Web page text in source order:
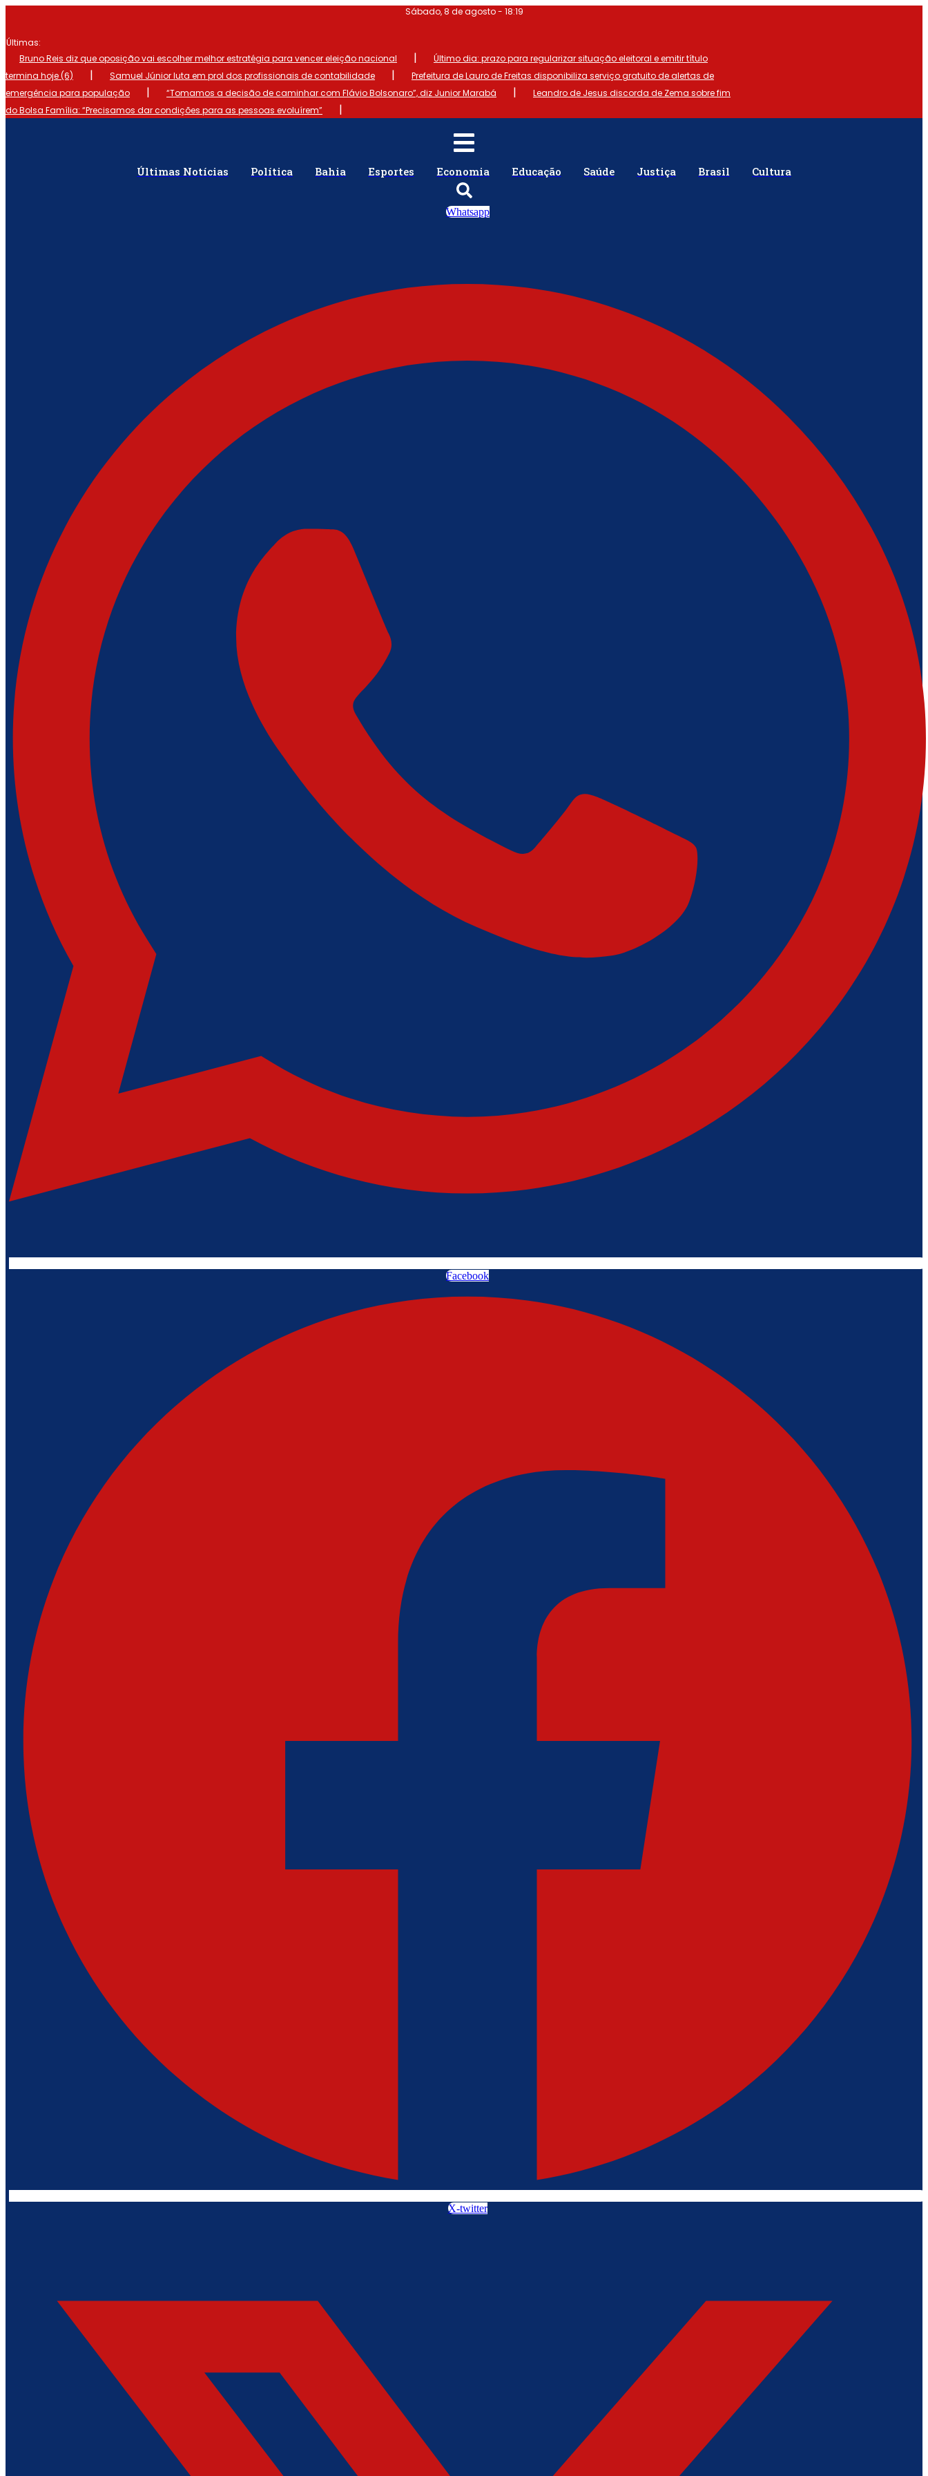
o
conteúdo
Sábado, 8 de agosto - 18:19
Últimas:
Bruno Reis diz que oposição vai escolher melhor estratégia para vencer eleição nacional
|
Último dia: prazo para regularizar situação eleitoral e emitir título
termina hoje (6)
| Samuel Júnior luta em prol dos profissionais de contabilidade |
Prefeitura de Lauro de Freitas disponibiliza serviço gratuito de alertas de
emergência para população
| “Tomamos a decisão de caminhar com Flávio Bolsonaro”, diz Junior Marabá |
Leandro de Jesus discorda de Zema sobre fim
do Bolsa Família: “Precisamos dar condições para as pessoas evoluírem”
|
Últimas Notícias Política Bahia Esportes Economia Educação Saúde Justiça Brasil Cultura
Whatsapp
Facebook
X-twitter